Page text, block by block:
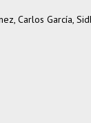
Carlos García,